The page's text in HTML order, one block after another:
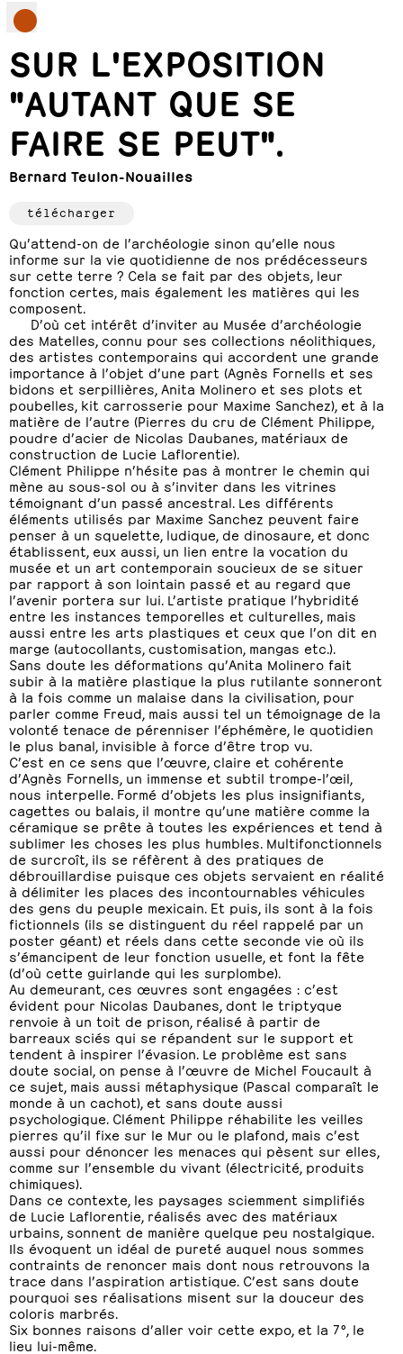
SUR L'EXPOSITION
"AUTANT QUE SE
FAIRE SE PEUT".
Bernard Teulon-Nouailles
télécharger
Qu’attend-on de l’archéologie sinon qu’elle nous
informe sur la vie quotidienne de nos prédécesseurs
sur cette terre ? Cela se fait par des objets, leur
fonction certes, mais également les matières qui les
composent.
D’où cet intérêt d’inviter au Musée d’archéologie
des Matelles, connu pour ses collections néolithiques,
des artistes contemporains qui accordent une grande
importance à l’objet d’une part (Agnès Fornells et ses
bidons et serpillières, Anita Molinero et ses plots et
poubelles, kit carrosserie pour Maxime Sanchez), et à la
matière de l’autre (Pierres du cru de Clément Philippe,
poudre d’acier de Nicolas Daubanes, matériaux de
construction de Lucie Laflorentie).
Clément Philippe n’hésite pas à montrer le chemin qui
mène au sous-sol ou à s’inviter dans les vitrines
témoignant d’un passé ancestral. Les différents
éléments utilisés par Maxime Sanchez peuvent faire
penser à un squelette, ludique, de dinosaure, et donc
établissent, eux aussi, un lien entre la vocation du
musée et un art contemporain soucieux de se situer
par rapport à son lointain passé et au regard que
l’avenir portera sur lui. L’artiste pratique l’hybridité
entre les instances temporelles et culturelles, mais
aussi entre les arts plastiques et ceux que l’on dit en
marge (autocollants, customisation, mangas etc.).
Sans doute les déformations qu’Anita Molinero fait
subir à la matière plastique la plus rutilante sonneront
à la fois comme un malaise dans la civilisation, pour
parler comme Freud, mais aussi tel un témoignage de la
volonté tenace de pérenniser l’éphémère, le quotidien
le plus banal, invisible à force d’être trop vu.
C’est en ce sens que l’œuvre, claire et cohérente
d’Agnès Fornells, un immense et subtil trompe-l’œil,
nous interpelle. Formé d’objets les plus insignifiants,
cagettes ou balais, il montre qu’une matière comme la
céramique se prête à toutes les expériences et tend à
sublimer les choses les plus humbles. Multifonctionnels
de surcroît, ils se réfèrent à des pratiques de
débrouillardise puisque ces objets servaient en réalité
à délimiter les places des incontournables véhicules
des gens du peuple mexicain. Et puis, ils sont à la fois
fictionnels (ils se distinguent du réel rappelé par un
poster géant) et réels dans cette seconde vie où ils
s’émancipent de leur fonction usuelle, et font la fête
(d’où cette guirlande qui les surplombe).
Au demeurant, ces œuvres sont engagées : c’est
évident pour Nicolas Daubanes, dont le triptyque
renvoie à un toit de prison, réalisé à partir de
barreaux sciés qui se répandent sur le support et
tendent à inspirer l’évasion. Le problème est sans
doute social, on pense à l’œuvre de Michel Foucault à
ce sujet, mais aussi métaphysique (Pascal comparaît le
monde à un cachot), et sans doute aussi
psychologique. Clément Philippe réhabilite les veilles
pierres qu’il fixe sur le Mur ou le plafond, mais c’est
aussi pour dénoncer les menaces qui pèsent sur elles,
comme sur l’ensemble du vivant (électricité, produits
chimiques).
Dans ce contexte, les paysages sciemment simplifiés
de Lucie Laflorentie, réalisés avec des matériaux
urbains, sonnent de manière quelque peu nostalgique.
Ils évoquent un idéal de pureté auquel nous sommes
contraints de renoncer mais dont nous retrouvons la
trace dans l’aspiration artistique. C’est sans doute
pourquoi ses réalisations misent sur la douceur des
coloris marbrés.
Six bonnes raisons d’aller voir cette expo, et la 7°, le
lieu lui-même.